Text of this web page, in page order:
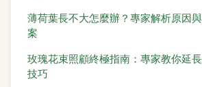
薄荷葉長不大怎麼辦？專家解析原因
案
玫瑰花束照顧終極指南：專家教你延
技巧